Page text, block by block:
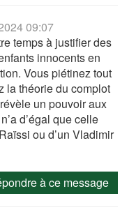
09:07
temps à justifier des
innocents en
Vous piétinez tout
la théorie du complot
un pouvoir aux
d’égal que celle
ou d’un Vladimir
à ce message